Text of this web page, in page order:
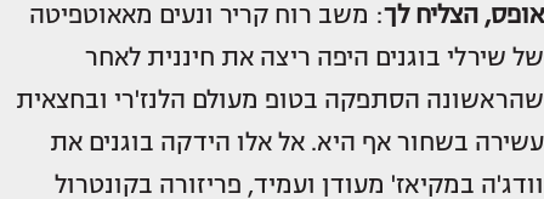
אופס, הצליח לך: משב רוח קריר ונעים מאאוטפיטה
של שירלי בוגנים היפה ריצה את חיננית לאחר
שהראשונה הסתפקה בטופ מעולם הלנז'רי ובחצאית
עשירה בשחור אף היא. אל אלו הידקה בוגנים את
וודג'ה במקיאז' מעודן ועמיד, פריזורה בקונטרול